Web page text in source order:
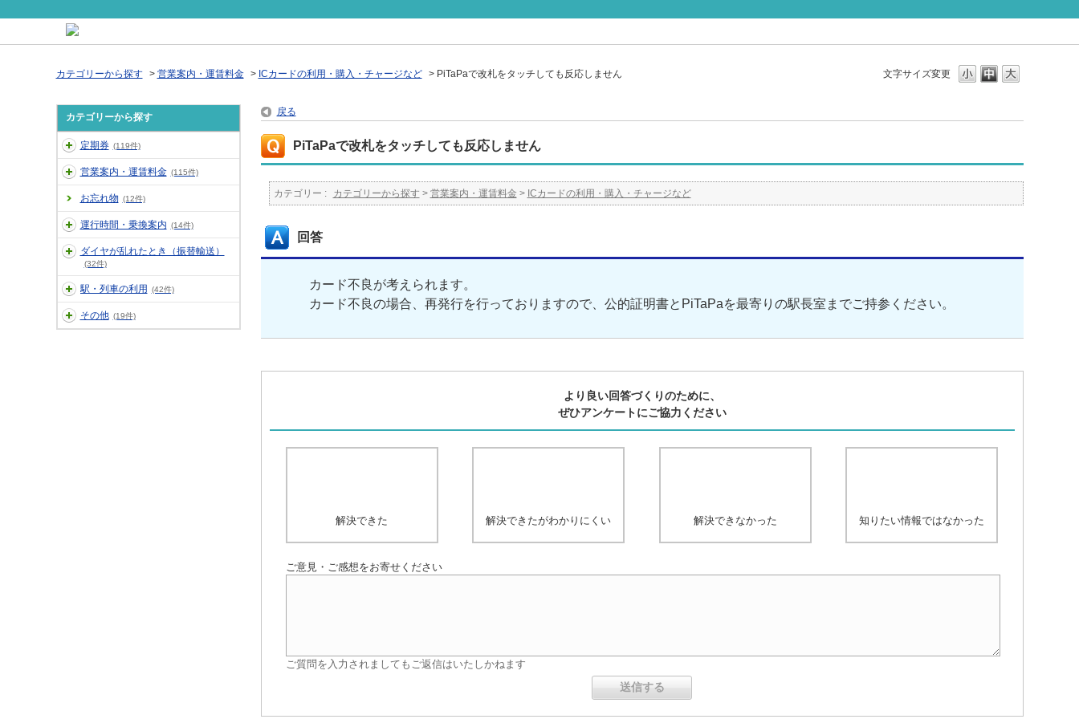
文字サイズ変更
カテゴリーから探す > 営業案内・運賃料金 > ICカードの利用・購入・チャージなど > PiTaPaで改札をタッチしても反応しません
カテゴリーから探す
定期券 (119件)
営業案内・運賃料金 (115件)
お忘れ物 (12件)
運行時間・乗換案内 (14件)
ダイヤが乱れたとき（振替輸送）
(32件)
駅・列車の利用 (42件)
その他 (19件)
戻る
PiTaPaで改札をタッチしても反応しません
カテゴリー : カテゴリーから探す > 営業案内・運賃料金 > ICカードの利用・購入・チャージなど
回答
カード不良が考えられます。
カード不良の場合、再発行を行っておりますので、公的証明書とPiTaPaを最寄りの駅長室までご持参ください。
より良い回答づくりのために、
ぜひアンケートにご協力ください
解決できた 解決できたがわかりにくい 解決できなかった 知りたい情報ではなかった
ご意見・ご感想をお寄せください
ご質問を入力されましてもご返信はいたしかねます